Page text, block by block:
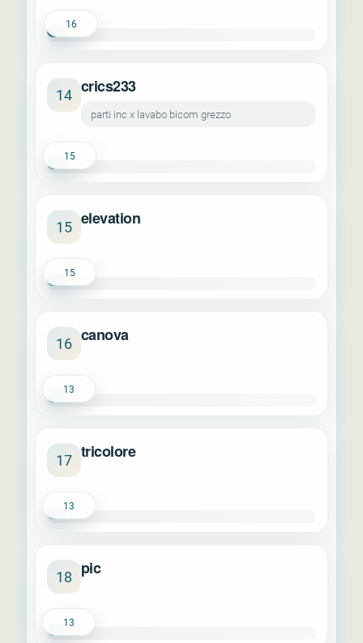
16
14 crics233
parti inc x lavabo bicom grezzo
15
15 elevation
15
16 canova
13
17 tricolore
13
18 pic
13